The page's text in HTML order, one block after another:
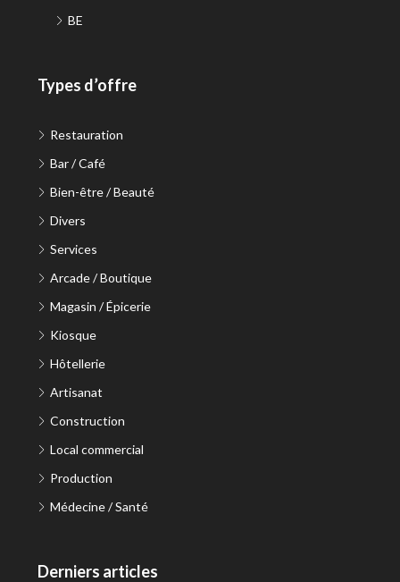
BE
Types d’offre
Restauration
Bar / Café
Bien-être / Beauté
Divers
Services
Arcade / Boutique
Magasin / Épicerie
Kiosque
Hôtellerie
Artisanat
Construction
Local commercial
Production
Médecine / Santé
Derniers articles